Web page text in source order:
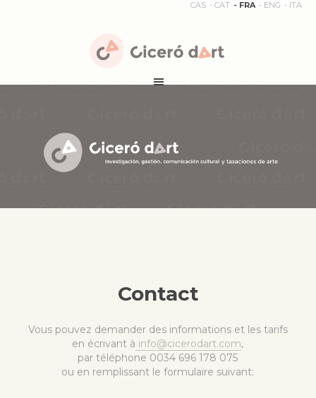
CAS CAT FRA ENG ITA
Contact
Vous pouvez demander des informations et les tarifs
en écrivant à info@cicerodart.com,
par téléphone 0034 696 178 075
ou en remplissant le formulaire suivant: